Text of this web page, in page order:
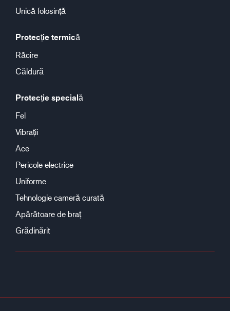
Unică folosință
Protecție termică
Răcire
Căldură
Protecție specială
Fel
Vibrații
Ace
Pericole electrice
Uniforme
Tehnologie cameră curată
Apărătoare de braț
Grădinărit